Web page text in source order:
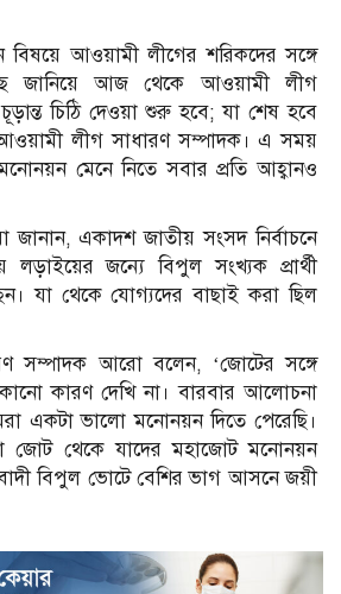
বিষয়ে আওয়ামী লীগের শরিকদের সঙ্গে
জানিয়ে আজ থেকে আওয়ামী লীগ
চূড়ান্ত চিঠি দেওয়া শুরু হবে; যা শেষ হবে
লীগ সাধারণ সম্পাদক। এ সময়
মনোনয়ন মেনে নিতে সবার প্রতি আহ্বানও
একাদশ জাতীয় সংসদ নির্বাচনে
জন্যে বিপুল সংখ্যক প্রার্থী
যা থেকে যোগ্যদের বাছাই করা ছিল
সম্পাদক আরো বলেন, ‘জোটের সঙ্গে
কারণ দেখি না। বারবার আলোচনা
একটা ভালো মনোনয়ন দিতে পেরেছি।
জোট থেকে যাদের মহাজোট মনোনয়ন
বিপুল ভোটে বেশির ভাগ আসনে জয়ী